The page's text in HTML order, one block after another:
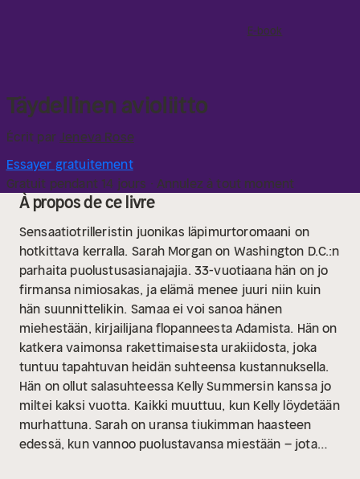
E-book
Täydellinen avioliitto
Écrit parJeneva Rose
Essayer gratuitement
Gratuit pendant 14 jours · Annulez à tout moment
À propos de ce livre
Sensaatiotrilleristin juonikas läpimurtoromaani on
hotkittava kerralla. Sarah Morgan on Washington D.C.:n
parhaita puolustusasianajajia. 33-vuotiaana hän on jo
firmansa nimiosakas, ja elämä menee juuri niin kuin
hän suunnittelikin. Samaa ei voi sanoa hänen
miehestään, kirjailijana flopanneesta Adamista. Hän on
katkera vaimonsa rakettimaisesta urakiidosta, joka
tuntuu tapahtuvan heidän suhteensa kustannuksella.
Hän on ollut salasuhteessa Kelly Summersin kanssa jo
miltei kaksi vuotta. Kaikki muuttuu, kun Kelly löydetään
murhattuna. Sarah on uransa tiukimman haasteen
edessä, kun vannoo puolustavansa miestään – jota